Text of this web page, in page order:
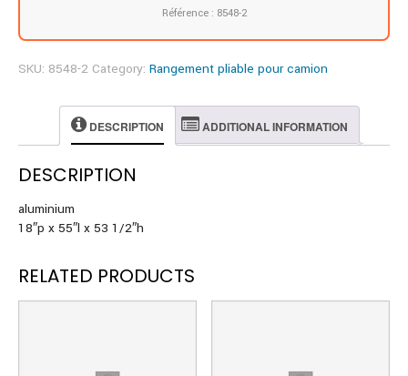
Référence : 8548-2
SKU: 8548-2 Category: Rangement pliable pour camion
DESCRIPTION ADDITIONAL INFORMATION
DESCRIPTION
aluminium
18″p x 55″l x 53 1/2″h
RELATED PRODUCTS